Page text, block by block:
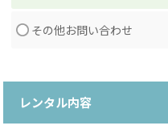
その他お問い合わせ
レンタル内容